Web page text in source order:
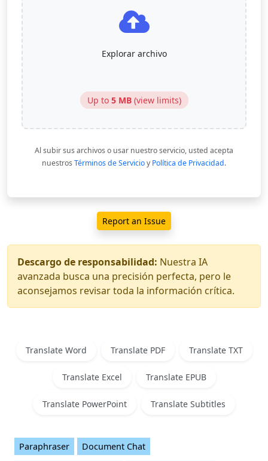
Explorar archivo
Up to 5 MB(view limits)
Al subir sus archivos o usar nuestro servicio, usted acepta
nuestrosTérminos de Servicioy Política de Privacidad.
Report an Issue
Descargo de responsabilidad: Nuestra IA
avanzada busca una precisión perfecta, pero le
aconsejamos revisar toda la información crítica.
Translate Word Translate PDF Translate TXT
Translate Excel Translate EPUB
Translate PowerPoint Translate Subtitles
Paraphraser Document Chat